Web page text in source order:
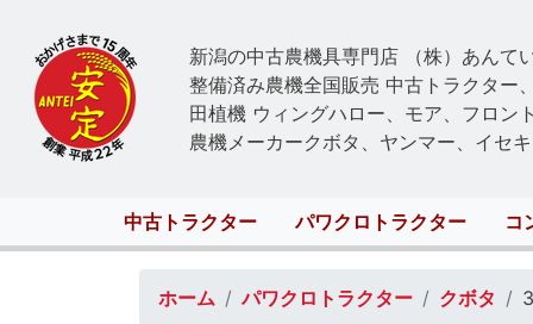
新潟の中古農機具専門店 （株）あんて
整備済み農機全国販売 中古トラクター
田植機 ウィングハロー、モア、フロン
農機メーカークボタ、ヤンマー、イセ
Main
navigation
中古トラクター パワクロトラクター コ
ホーム パワクロトラクター クボタ